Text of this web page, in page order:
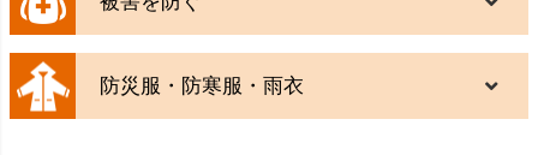
防災服・防寒服・雨衣